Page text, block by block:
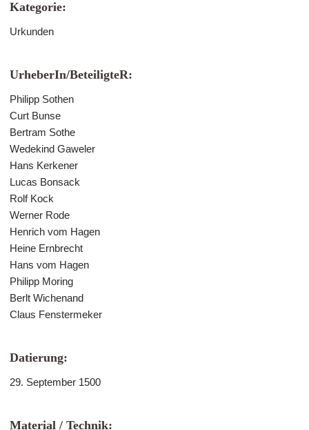
Kategorie:
Urkunden
UrheberIn/BeteiligteR:
Philipp Sothen
Curt Bunse
Bertram Sothe
Wedekind Gaweler
Hans Kerkener
Lucas Bonsack
Rolf Kock
Werner Rode
Henrich vom Hagen
Heine Ernbrecht
Hans vom Hagen
Philipp Moring
Berlt Wichenand
Claus Fenstermeker
Datierung:
29. September 1500
Material / Technik: